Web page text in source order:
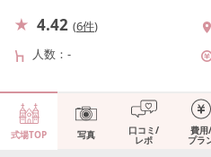
4.42 (6件)
人数
-
式場TOP 写真 口コミ/
レポ
費用/
プラ